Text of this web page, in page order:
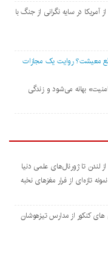
در سایه نگرانی از جنگ با
قطع معیشت؟ روایت یک مجازات
بهانه می‌شود و زندگی
تا ژورنال‌های علمی دنیا
تازه‌ای از فرار مغزهای نخبه
های کنکور از مدارس تیزهوشان